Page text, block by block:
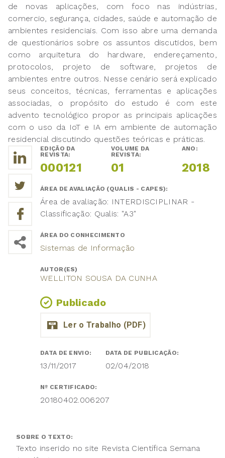
de novas aplicações, com foco nas indústrias,
comercio, segurança, cidades, saúde e automação de
ambientes residenciais. Com isso abre uma demanda
de questionários sobre os assuntos discutidos, bem
como arquitetura do hardware, endereçamento,
protocolos, projeto de software, projetos de
ambientes entre outros. Nesse cenário será explicado
seus conceitos, técnicas, ferramentas e aplicações
associadas, o propósito do estudo é com este
advento tecnológico propor as principais aplicações
com o uso da IoT e IA em ambiente de automação
residencial discutindo questões teóricas e práticas.
EDIÇÃO DA
REVISTA:
000121
VOLUME DA
REVISTA:
01
ANO:
2018
ÁREA DE AVALIAÇÃO (QUALIS - CAPES):
Área de avaliação: INTERDISCIPLINAR -
Classificação: Qualis: "A3"
ÁREA DO CONHECIMENTO
Sistemas de Informação
AUTOR(ES)
WELLITON SOUSA DA CUNHA
Publicado
DATA DE ENVIO:
13/11/2017
DATA DE PUBLICAÇÃO:
02/04/2018
Nº CERTIFICADO:
20180402.006207
SOBRE O TEXTO:
Texto inserido no site Revista Científica Semana